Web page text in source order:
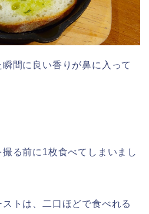
間に良い香りが鼻に入って
る前に1枚食べてしまいまし
トは、二口ほどで食べれる